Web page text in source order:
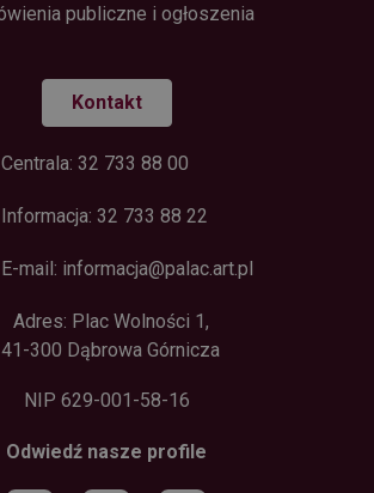
publiczne i ogłoszenia
Kontakt
Centrala: 32 733 88 00
Informacja: 32 733 88 22
E-mail: informacja@palac.art.pl
Adres: Plac Wolności 1,
41-300 Dąbrowa Górnicza
NIP 629-001-58-16
Odwiedź nasze profile